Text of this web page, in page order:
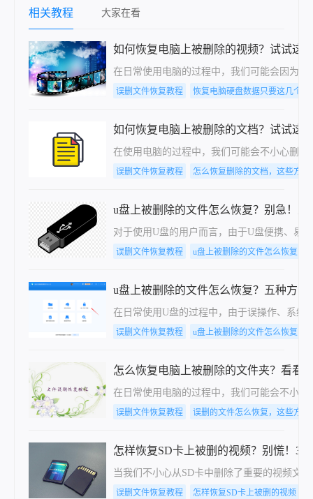
相关教程 大家在看
如何恢复电脑上被删除的视频？试试这
在日常使用电脑的过程中，我们可能会因为
误删文件恢复教程 恢复电脑硬盘数据只要这几个步
如何恢复电脑上被删除的文档？试试这
在使用电脑的过程中，我们可能会不小心删
误删文件恢复教程 怎么恢复删除的文档，这些方法
u盘上被删除的文件怎么恢复？别急！从
对于使用U盘的用户而言，由于U盘便携、易
误删文件恢复教程 u盘上被删除的文件怎么恢复
u盘上被删除的文件怎么恢复？五种方法
在日常使用U盘的过程中，由于误操作、系统
误删文件恢复教程 u盘上被删除的文件怎么恢复
怎么恢复电脑上被删除的文件夹？看看
在日常使用电脑的过程中，我们可能会不小
误删文件恢复教程 误删的文件怎么恢复，这些方法
怎样恢复SD卡上被删的视频？别慌！3
当我们不小心从SD卡中删除了重要的视频文
误删文件恢复教程 怎样恢复SD卡上被删的视频